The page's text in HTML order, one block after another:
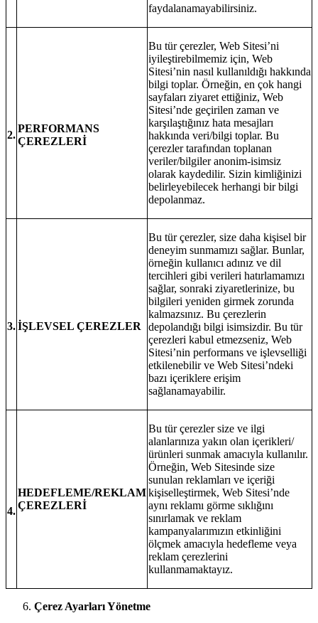
faydalanamayabilirsiniz.
2.
PERFORMANS
ÇEREZLERİ
Bu tür çerezler, Web Sitesi’ni
iyileştirebilmemiz için, Web
Sitesi’nin nasıl kullanıldığı hakkında
bilgi toplar. Örneğin, en çok hangi
sayfaları ziyaret ettiğiniz, Web
Sitesi’nde geçirilen zaman ve
karşılaştığınız hata mesajları
hakkında veri/bilgi toplar. Bu
çerezler tarafından toplanan
veriler/bilgiler anonim-isimsiz
olarak kaydedilir. Sizin kimliğinizi
belirleyebilecek herhangi bir bilgi
depolanmaz.
3.İŞLEVSEL ÇEREZLER
Bu tür çerezler, size daha kişisel bir
deneyim sunmamızı sağlar. Bunlar,
örneğin kullanıcı adınız ve dil
tercihleri gibi verileri hatırlamamızı
sağlar, sonraki ziyaretlerinize, bu
bilgileri yeniden girmek zorunda
kalmazsınız. Bu çerezlerin
depolandığı bilgi isimsizdir. Bu tür
çerezleri kabul etmezseniz, Web
Sitesi’nin performans ve işlevselliği
etkilenebilir ve Web Sitesi’ndeki
bazı içeriklere erişim
sağlanamayabilir.
4.
HEDEFLEME/REKLAM
ÇEREZLERİ
Bu tür çerezler size ve ilgi
alanlarınıza yakın olan içerikleri/
ürünleri sunmak amacıyla kullanılır.
Örneğin, Web Sitesinde size
sunulan reklamları ve içeriği
kişiselleştirmek, Web Sitesi’nde
aynı reklamı görme sıklığını
sınırlamak ve reklam
kampanyalarımızın etkinliğini
ölçmek amacıyla hedefleme veya
reklam çerezlerini
kullanmamaktayız.
Çerez Ayarları Yönetme